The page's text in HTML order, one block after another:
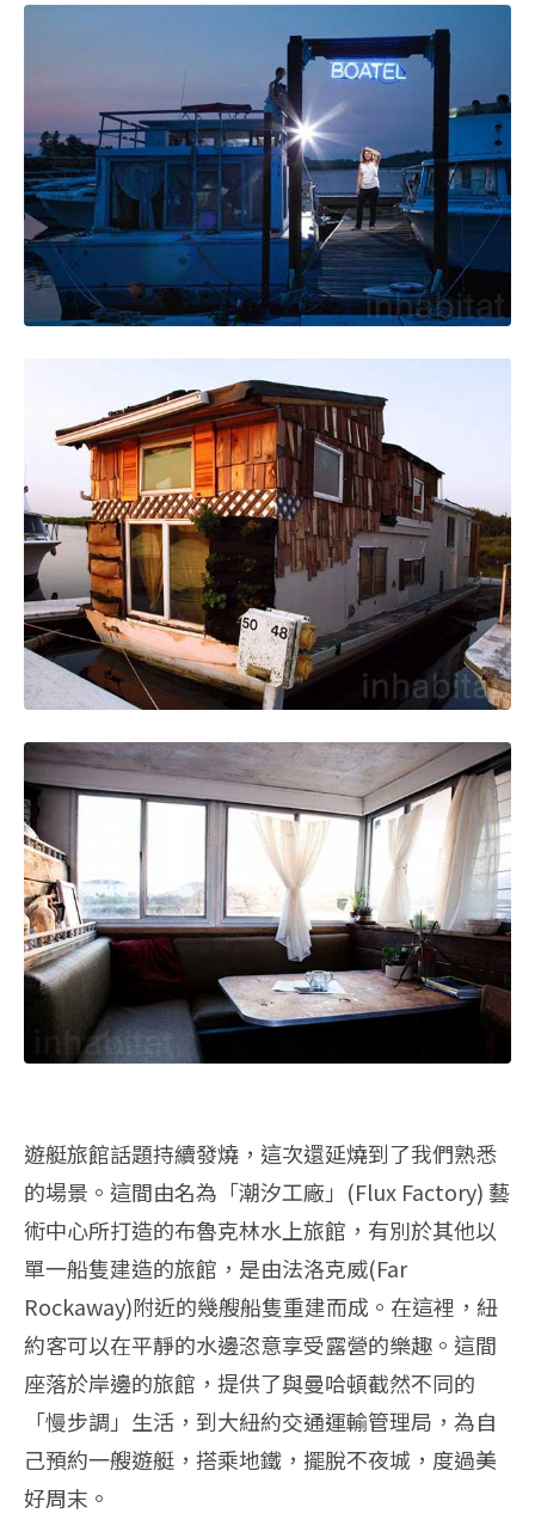
遊艇旅館話題持續發燒，這次還延燒到了我們熟悉
的場景。這間由名為「潮汐工廠」(Flux Factory) 藝
術中心所打造的布魯克林水上旅館，有別於其他以
單一船隻建造的旅館，是由法洛克威(Far
Rockaway)附近的幾艘船隻重建而成。在這裡，紐
約客可以在平靜的水邊恣意享受露營的樂趣。這間
座落於岸邊的旅館，提供了與曼哈頓截然不同的
「慢步調」生活，到大紐約交通運輸管理局，為自
己預約一艘遊艇，搭乘地鐵，擺脫不夜城，度過美
好周末。